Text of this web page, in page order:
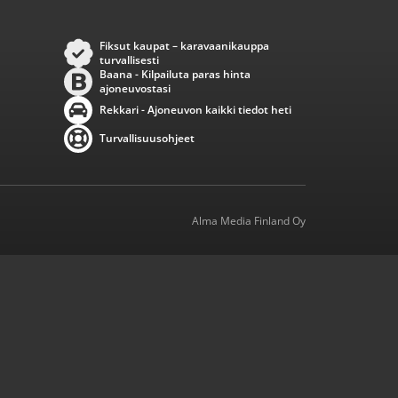
Fiksut kaupat – karavaanikauppa
turvallisesti
Baana - Kilpailuta paras hinta
ajoneuvostasi
Rekkari - Ajoneuvon kaikki tiedot heti
Turvallisuusohjeet
Alma Media Finland Oy